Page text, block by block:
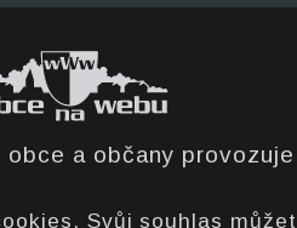
obce a občany
Svůj souhlas